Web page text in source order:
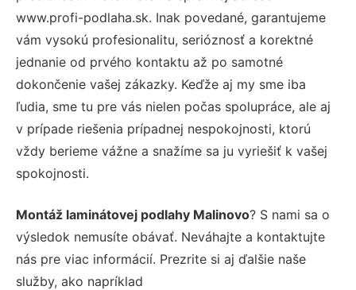
www.profi-podlaha.sk. Inak povedané, garantujeme
vám vysokú profesionalitu, serióznosť a korektné
jednanie od prvého kontaktu až po samotné
dokončenie vašej zákazky. Keďže aj my sme iba
ľudia, sme tu pre vás nielen počas spolupráce, ale aj
v prípade riešenia prípadnej nespokojnosti, ktorú
vždy berieme vážne a snažíme sa ju vyriešiť k vašej
spokojnosti.
Montáž laminátovej podlahy Malinovo? S nami sa o
výsledok nemusíte obávať. Neváhajte a kontaktujte
nás pre viac informácií. Prezrite si aj ďalšie naše
služby, ako napríklad